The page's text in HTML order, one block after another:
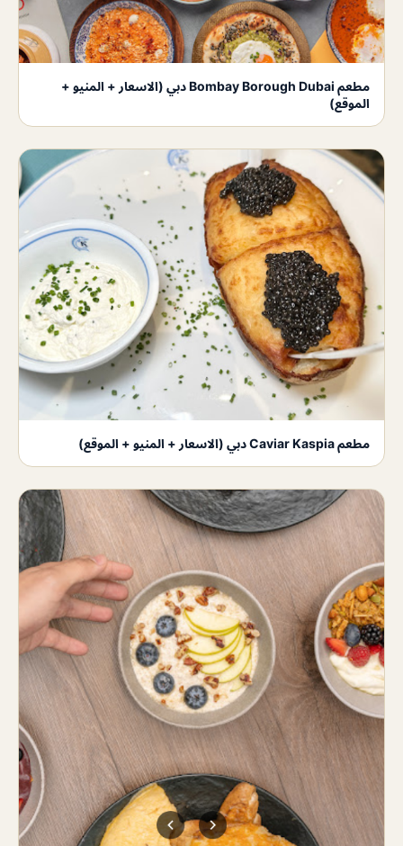
مطعم Bombay Borough Dubai دبي (الاسعار + المنيو +
الموقع)
مطعم Caviar Kaspia دبي (الاسعار + المنيو + الموقع)